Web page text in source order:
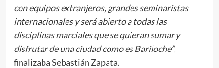
con equipos extranjeros, grandes seminaristas
internacionales y será abierto a todas las
disciplinas marciales que se quieran sumar y
disfrutar de una ciudad como es Bariloche”,
finalizaba Sebastián Zapata.